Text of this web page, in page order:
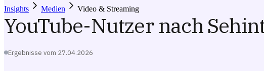
Insights
Medien Video & Streaming
YouTube-Nutzer nach
Ergebnisse vom 27.04.2026